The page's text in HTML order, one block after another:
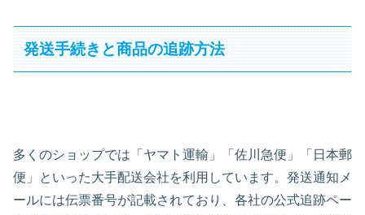
発送手続きと商品の追跡方法
多くのショップでは「ヤマト運輸」「佐川急便」「日本郵
便」といった大手配送会社を利用しています。発送通知メ
ールには伝票番号が記載されており、各社の公式追跡ペー